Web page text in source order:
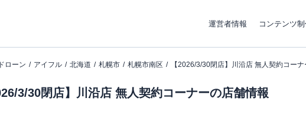
運営者情報 コンテンツ
ローン アイフル 北海道 札幌市 札幌市南区 【2026/3/30閉店】川沿店 無人契約コーナ
3/30閉店】川沿店 無人契約コーナーの店舗情報